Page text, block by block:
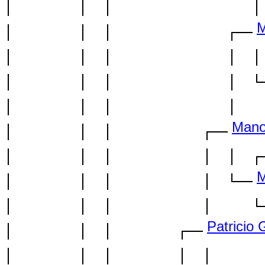
Patricio